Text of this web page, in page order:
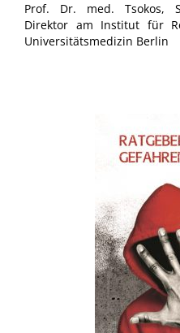
Prof. Dr. med. Tsokos,
Direktor am Institut für
Universitätsmedizin Berlin